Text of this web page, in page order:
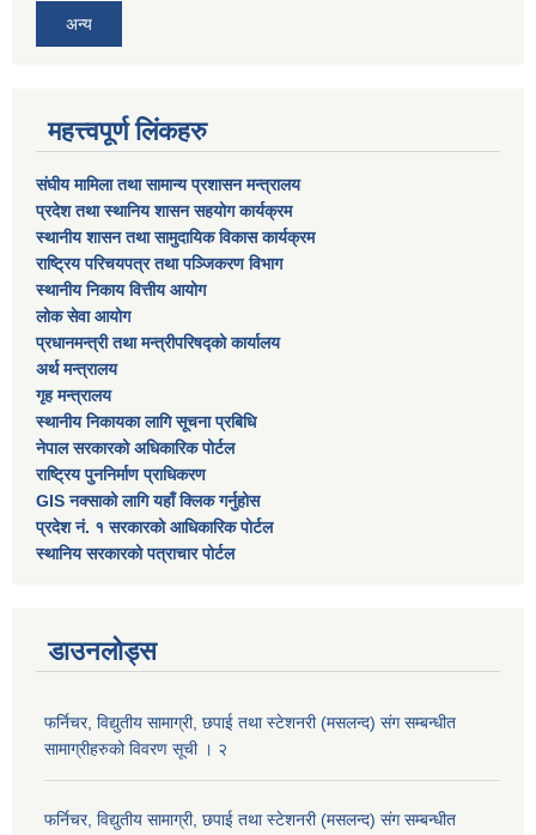
अन्य
महत्त्वपूर्ण लिंकहरु
संघीय मामिला तथा सामान्य प्रशासन मन्त्रालय
प्रदेश तथा स्थानिय शासन सहयोग कार्यक्रम
स्थानीय शासन तथा सामुदायिक विकास कार्यक्रम
राष्ट्रिय परिचयपत्र तथा पञ्जिकरण विभाग
स्थानीय निकाय वित्तीय आयोग
लोक सेवा आयोग
प्रधानमन्त्री तथा मन्त्रीपरिषद्को कार्यालय
अर्थ मन्त्रालय
गृह मन्त्रालय
स्थानीय निकायका लागि सूचना प्रबिधि
नेपाल सरकारको अधिकारिक पोर्टल
राष्ट्रिय पुननिर्माण प्राधिकरण
GIS नक्साको लागि यहाँ क्लिक गर्नुहोस
प्रदेश नं. १ सरकारको आधिकारिक पोर्टल
स्थानिय सरकारको पत्राचार पोर्टल
डाउनलोड्स
फर्निचर, विद्युतीय सामाग्री, छपाई तथा स्टेशनरी (मसलन्द) संग सम्बन्धीत
सामाग्रीहरुको विवरण सूची । २
फर्निचर, विद्युतीय सामाग्री, छपाई तथा स्टेशनरी (मसलन्द) संग सम्बन्धीत